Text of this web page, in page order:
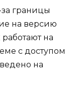
границы
на версию
на
с доступом
на